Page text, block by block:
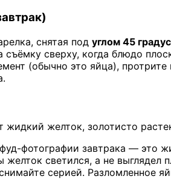
снятая под углом 45
съёмку сверху, когда блюдо
(обычно это яйца),
жидкий желток, золотисто
фотографии завтрака — это
желток светился, а не выглядел
серией. Разломленное